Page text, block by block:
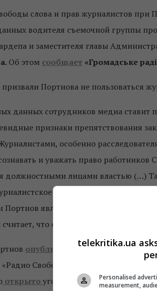
слова и прав журналистов при
водителя съемочной группы
и заместителя главы
. Об этом сообщает «Громадське
Портнова не пользоваться
данных сотрудников медиа ставит
признаки препятствования
особенно
и уважать право работников
должностными лицами властью (…)
удостоверение и не
Портнов является политиком и
что его права нарушены».
опубликовалв своем Telegram-
Свобода», которая расследует
открыто уголовное производство.
telekritika.ua
Personalised
measurement,